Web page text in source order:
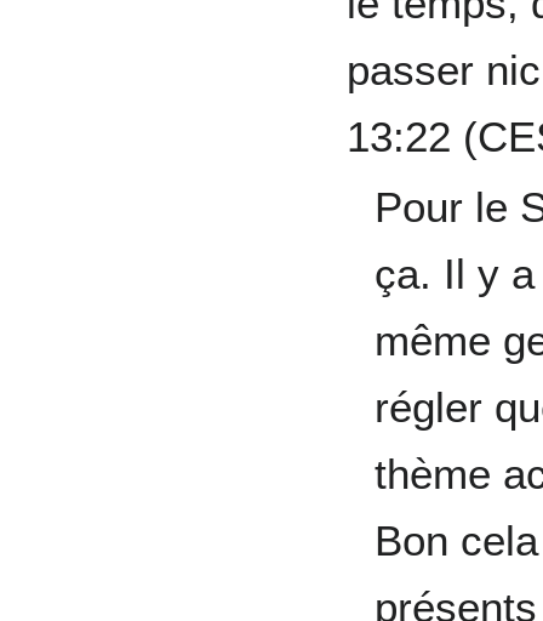
passer
13:22
Pour le
ça. Il y
même
régler
thème
Bon